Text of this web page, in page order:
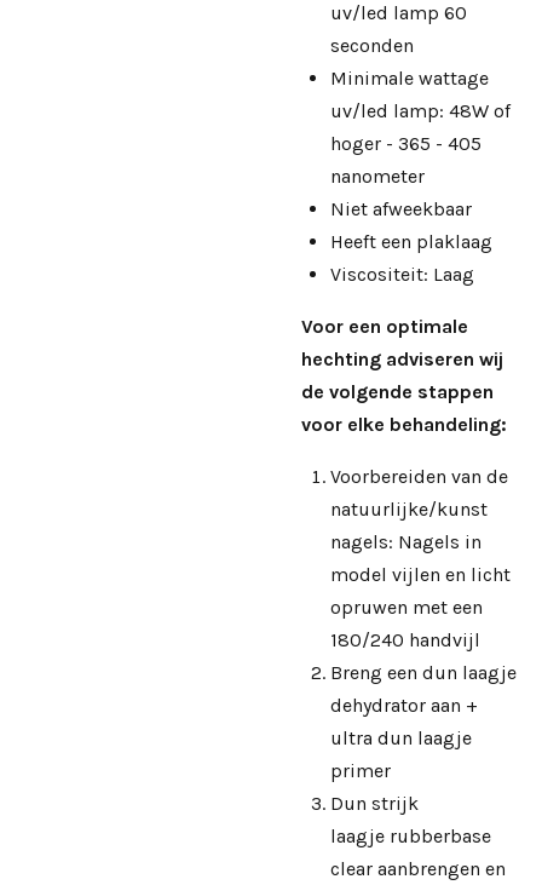
uv/led lamp 60
seconden
Minimale wattage
uv/led lamp: 48W of
hoger - 365 - 405
nanometer
Niet afweekbaar
Heeft een plaklaag
Viscositeit: Laag
Voor een optimale
hechting adviseren wij
de volgende stappen
voor elke behandeling:
Voorbereiden van de
natuurlijke/kunst
nagels: Nagels in
model vijlen en licht
opruwen met een
180/240 handvijl
Breng een dun laagje
dehydrator aan +
ultra dun laagje
primer
Dun strijk
laagje rubberbase
clear aanbrengen en